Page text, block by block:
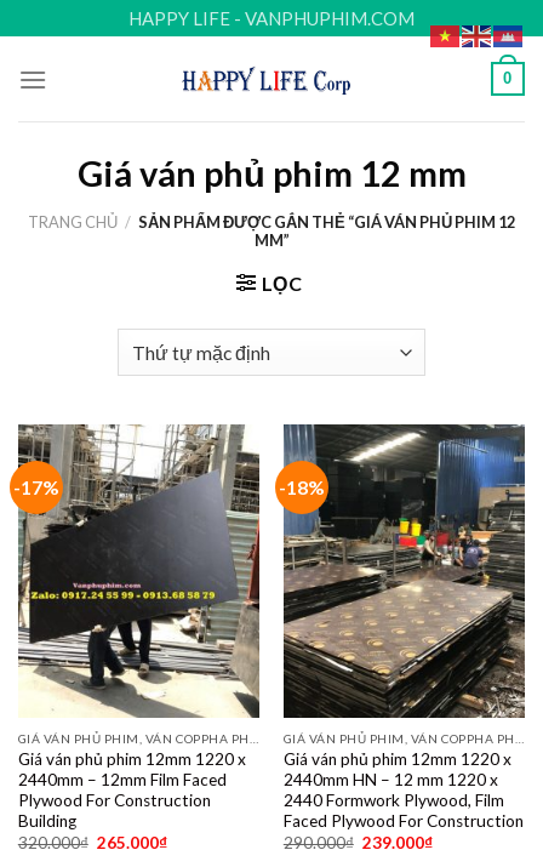
to
content
HAPPY LIFE - VANPHUPHIM.COM
0
Giá ván phủ phim 12 mm
TRANG CHỦ / SẢN PHẨM ĐƯỢC GẮN THẺ “GIÁ VÁN PHỦ PHIM 12
MM”
LỌC
-17%
Giá ván phủ phim 12mm 1220 x
2440mm – 12mm Film Faced
Plywood For Construction
Building
320.000₫ 265.000₫
-18%
Giá ván phủ phim 12mm 1220 x
2440mm HN – 12 mm 1220 x
2440 Formwork Plywood, Film
Faced Plywood For Construction
290.000₫ 239.000₫